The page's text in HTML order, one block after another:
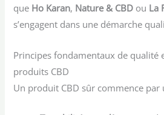
que Ho Karan, Nature & CBD ou La
s’engagent dans une démarche
Principes fondamentaux de qualité
produits CBD
Un produit CBD sûr commence